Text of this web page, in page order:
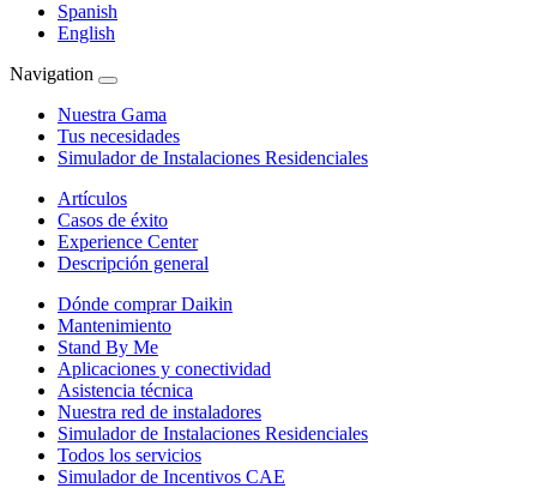
Spanish
English
Navigation
Nuestra Gama
Tus necesidades
Simulador de Instalaciones Residenciales
Artículos
Casos de éxito
Experience Center
Descripción general
Dónde comprar Daikin
Mantenimiento
Stand By Me
Aplicaciones y conectividad
Asistencia técnica
Nuestra red de instaladores
Simulador de Instalaciones Residenciales
Todos los servicios
Simulador de Incentivos CAE